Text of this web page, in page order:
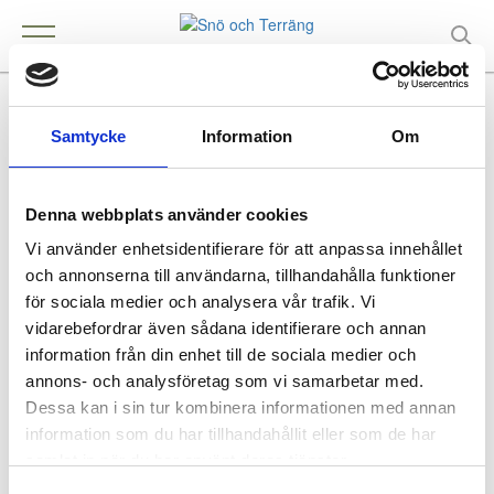
Samtycke Information Om
Denna webbplats använder cookies
Vi använder enhetsidentifierare för att anpassa innehållet
och annonserna till användarna, tillhandahålla funktioner
för sociala medier och analysera vår trafik. Vi
vidarebefordrar även sådana identifierare och annan
information från din enhet till de sociala medier och
annons- och analysföretag som vi samarbetar med.
Dessa kan i sin tur kombinera informationen med annan
information som du har tillhandahållit eller som de har
BOSTRÖMS TRAKTOR
& MASKIN
Kontakt
UMEÅ
Köpa och äga terrängfordon
Köpa och äga terrängfordon
Fordonstyper snöskotrar
Fordonstyper fyrhjulingar
Köra terrängfordon
Att köra i terräng
Att köra snöskoter